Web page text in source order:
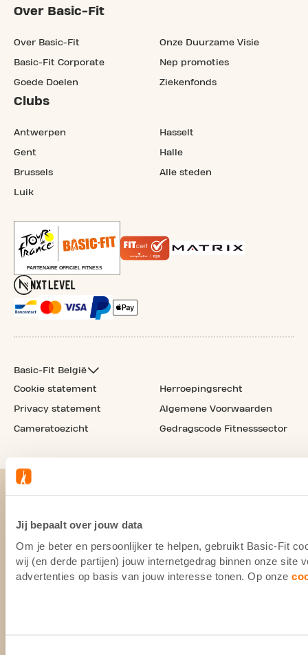
Jij bepaalt over jouw data
Om je beter en persoonlijker te helpen, gebruikt Basic-Fit
wij (en derde partijen) jouw internetgedrag binnen onze site
advertenties op basis van jouw interesse tonen. Op onze
Over Basic-Fit
Over Basic-Fit
Basic-Fit Corporate
Goede Doelen
Onze Duurzame Visie
Nep promoties
Ziekenfonds
Clubs
Antwerpen
Gent
Brussels
Luik
Hasselt
Halle
Alle steden
Basic-Fit België
Cookie statement
Privacy statement
Cameratoezicht
Herroepingsrecht
Algemene Voorwaarden
Gedragscode Fitnesssector